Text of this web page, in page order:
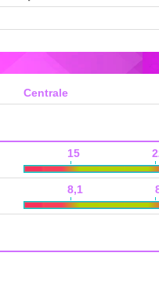
Centrale
15
8,1